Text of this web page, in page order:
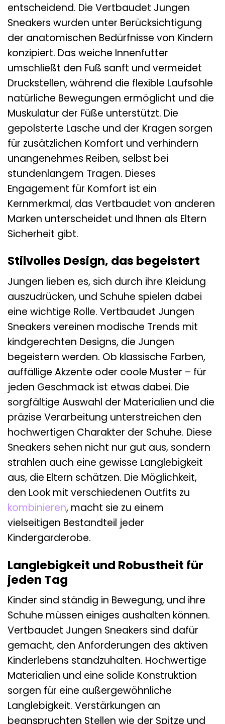
entscheidend. Die Vertbaudet Jungen
Sneakers wurden unter Berücksichtigung
der anatomischen Bedürfnisse von Kindern
konzipiert. Das weiche Innenfutter
umschließt den Fuß sanft und vermeidet
Druckstellen, während die flexible Laufsohle
natürliche Bewegungen ermöglicht und die
Muskulatur der Füße unterstützt. Die
gepolsterte Lasche und der Kragen sorgen
für zusätzlichen Komfort und verhindern
unangenehmes Reiben, selbst bei
stundenlangem Tragen. Dieses
Engagement für Komfort ist ein
Kernmerkmal, das Vertbaudet von anderen
Marken unterscheidet und Ihnen als Eltern
Sicherheit gibt.
Stilvolles Design, das begeistert
Jungen lieben es, sich durch ihre Kleidung
auszudrücken, und Schuhe spielen dabei
eine wichtige Rolle. Vertbaudet Jungen
Sneakers vereinen modische Trends mit
kindgerechten Designs, die Jungen
begeistern werden. Ob klassische Farben,
auffällige Akzente oder coole Muster – für
jeden Geschmack ist etwas dabei. Die
sorgfältige Auswahl der Materialien und die
präzise Verarbeitung unterstreichen den
hochwertigen Charakter der Schuhe. Diese
Sneakers sehen nicht nur gut aus, sondern
strahlen auch eine gewisse Langlebigkeit
aus, die Eltern schätzen. Die Möglichkeit,
den Look mit verschiedenen Outfits zu
kombinieren, macht sie zu einem
vielseitigen Bestandteil jeder
Kindergarderobe.
Langlebigkeit und Robustheit für
jeden Tag
Kinder sind ständig in Bewegung, und ihre
Schuhe müssen einiges aushalten können.
Vertbaudet Jungen Sneakers sind dafür
gemacht, den Anforderungen des aktiven
Kinderlebens standzuhalten. Hochwertige
Materialien und eine solide Konstruktion
sorgen für eine außergewöhnliche
Langlebigkeit. Verstärkungen an
beanspruchten Stellen wie der Spitze und